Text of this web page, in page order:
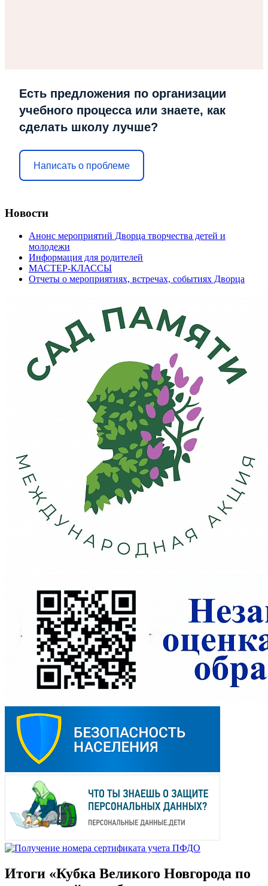
Есть предложения по организации
учебного процесса или знаете, как
сделать школу лучше?
Написать о проблеме
Новости
Анонс мероприятий Дворца творчества детей и
молодежи
Информация для родителей
МАСТЕР-КЛАССЫ
Отчеты о мероприятиях, встречах, событиях Дворца
Итоги «Кубка Великого Новгорода по